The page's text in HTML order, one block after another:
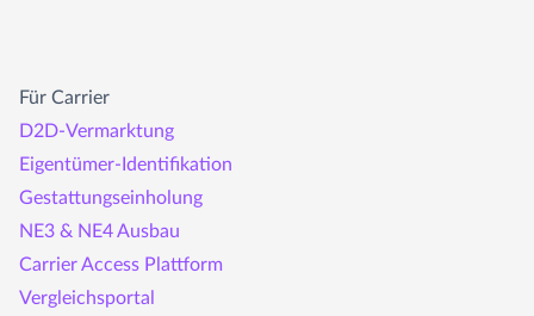
Für Carrier
D2D-Vermarktung
Eigentümer-Identifikation
Gestattungseinholung
NE3 & NE4 Ausbau
Carrier Access Plattform
Vergleichsportal